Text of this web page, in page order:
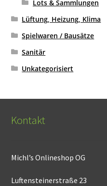
Lots & Sammlungen
Lüftung, Heizung, Klima
Spielwaren / Bausätze
Sanitär
Unkategorisiert
Kontakt
Michl’s Onlineshop OG
Luftensteinerstraße 23